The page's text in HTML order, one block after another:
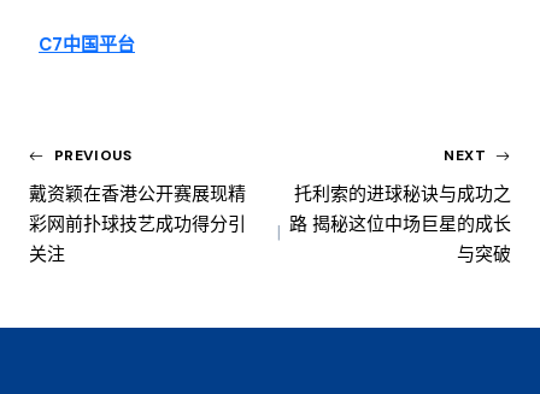
C7中国平台
PREVIOUS
戴资颖在香港公开赛展现精
彩网前扑球技艺成功得分引
关注
NEXT
托利索的进球秘诀与成功之
路 揭秘这位中场巨星的成长
与突破